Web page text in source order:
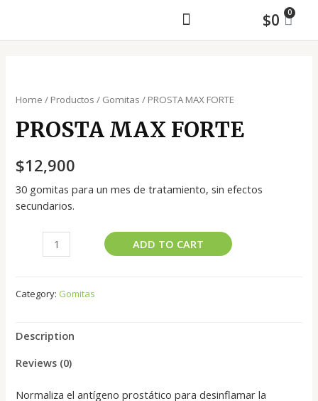
$0
Home / Productos / Gomitas / PROSTA MAX FORTE
PROSTA MAX FORTE
$12,900
30 gomitas para un mes de tratamiento, sin efectos
secundarios.
ADD TO CART
Category: Gomitas
Description
Reviews (0)
Normaliza el antígeno prostático para desinflamar la